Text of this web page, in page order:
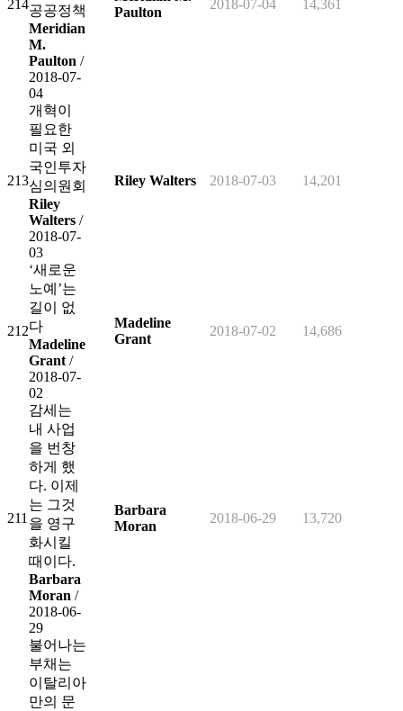
214공공정책
Meridian
M.
Paulton /
2018-07-
04
Paulton
2018-07-04 14,361
213
개혁이
필요한
미국 외
국인투자
심의원회
Riley
Walters /
2018-07-
03
Riley Walters 2018-07-03 14,201
212
‘새로운
노예’는
길이 없
다
Madeline
Grant /
2018-07-
02
Madeline
Grant
2018-07-02 14,686
211
감세는
내 사업
을 번창
하게 했
다. 이제
는 그것
을 영구
화시킬
때이다.
Barbara
Moran /
2018-06-
29
Barbara
Moran
2018-06-29 13,720
불어나는
부채는
이탈리아
만의 문